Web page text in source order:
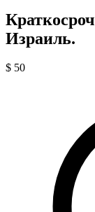
Израиль.
$ 50